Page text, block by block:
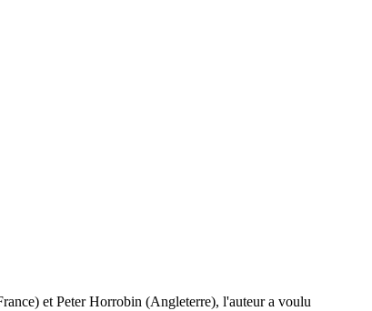
et Peter Horrobin (Angleterre), l'auteur a voulu